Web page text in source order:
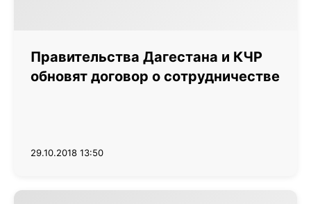
Правительства Дагестана и КЧР
обновят договор о сотрудничестве
29.10.2018 13:50